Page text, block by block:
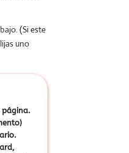
(Si este
uno
página.